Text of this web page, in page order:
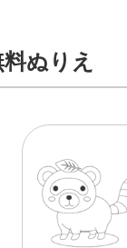
ぬりえ